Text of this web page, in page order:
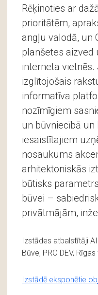
Rēķinoties ar
prioritātēm,
angļu valodā, un
planšetes
interneta
izglītojošais
informatīva
nozīmīgiem
un būvniecībā
iesaistītajiem
nosaukums
arhitektoniskās
būtisks
būvei –
privātmājām,
Izstādes atbalstītāji
Būve, PRO DEV, Rīgas
Izstādē eksponētie